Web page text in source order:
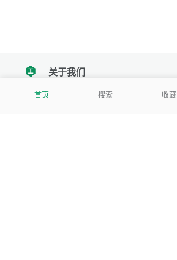
首页 搜索 收藏
tencent关于我们
我们努力把每一个工具做成批量处理的产品